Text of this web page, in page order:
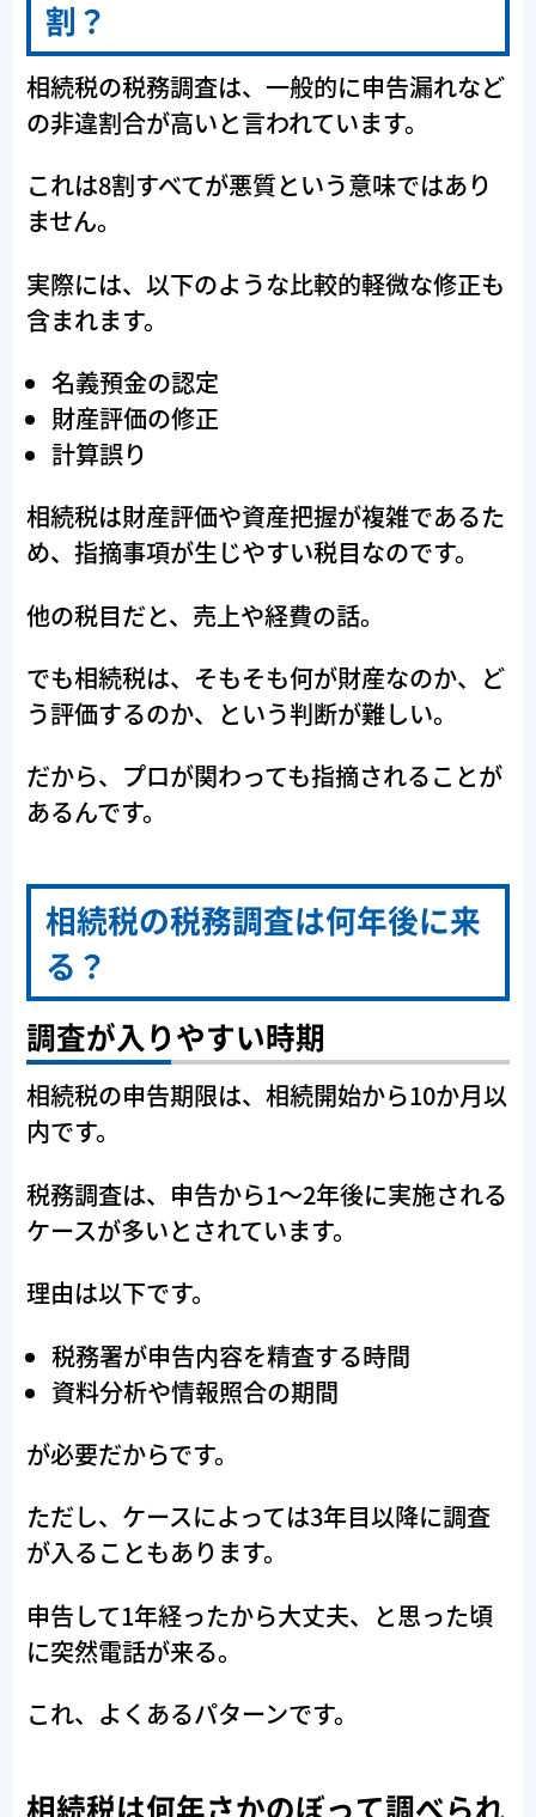
割？
相続税の税務調査は、一般的に申告漏れなど
の非違割合が高いと言われています。
これは8割すべてが悪質という意味ではあり
ません。
実際には、以下のような比較的軽微な修正も
含まれます。
名義預金の認定
財産評価の修正
計算誤り
相続税は財産評価や資産把握が複雑であるた
め、指摘事項が生じやすい税目なのです。
他の税目だと、売上や経費の話。
でも相続税は、そもそも何が財産なのか、ど
う評価するのか、という判断が難しい。
だから、プロが関わっても指摘されることが
あるんです。
相続税の税務調査は何年後に来
る？
調査が入りやすい時期
相続税の申告期限は、相続開始から10か月以
内です。
税務調査は、申告から1〜2年後に実施される
ケースが多いとされています。
理由は以下です。
税務署が申告内容を精査する時間
資料分析や情報照合の期間
が必要だからです。
ただし、ケースによっては3年目以降に調査
が入ることもあります。
申告して1年経ったから大丈夫、と思った頃
に突然電話が来る。
これ、よくあるパターンです。
相続税は何年さかのぼって調べられ